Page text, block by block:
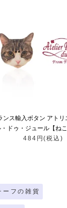
ンス輸入ボタン アトリ
・ドゥ・ジュール【ね
Perle】
484円(税込)
フの雑貨